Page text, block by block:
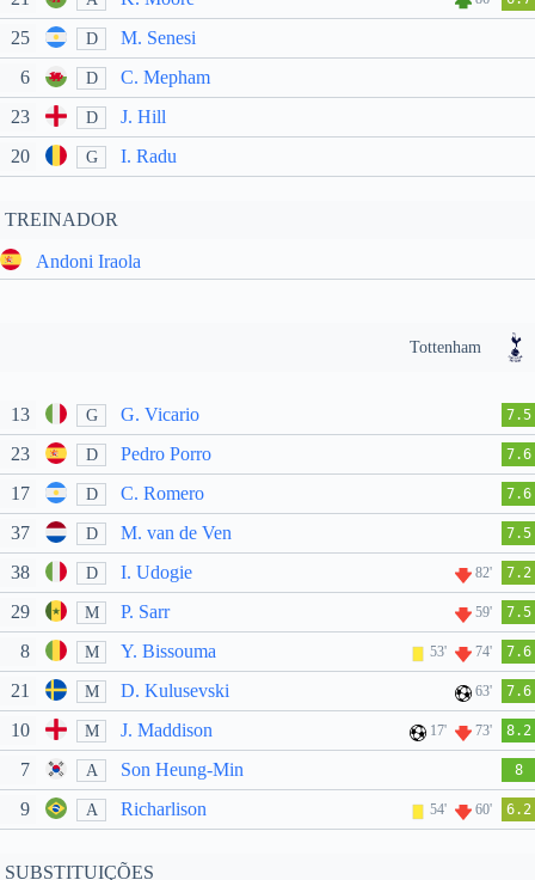
25 D
M. Senesi
6
D
C. Mepham
23
D
J. Hill
20
G I. Radu
TREINADOR
Andoni Iraola
Tottenham
13 G G. Vicario 7.5
23 D Pedro Porro 7.6
17 D C. Romero 7.6
37 D M. van de Ven 7.5
38 D I. Udogie 82' 7.2
29 M P. Sarr 59' 7.5
8 M Y. Bissouma 53' 74' 7.6
21 M D. Kulusevski 63' 7.6
10 M J. Maddison 17' 73' 8.2
7 A Son Heung-Min 8
9 A Richarlison 54' 60' 6.2
SUBSTITUIÇÕES